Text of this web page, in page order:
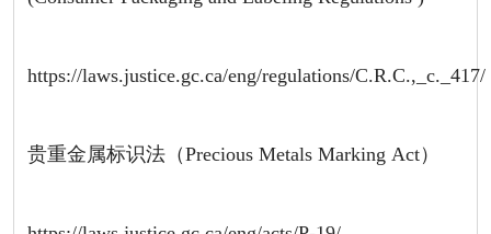
https://laws.justice.gc.ca/eng/regulations/C.R.C.,_c._417/
贵重金属标识法（Precious Metals Marking Act）